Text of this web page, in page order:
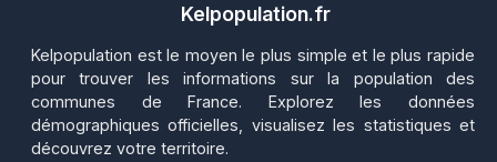
Kelpopulation.fr
Kelpopulation est le moyen le plus simple et le plus rapide
pour trouver les informations sur la population des
communes de France. Explorez les données
démographiques officielles, visualisez les statistiques et
découvrez votre territoire.